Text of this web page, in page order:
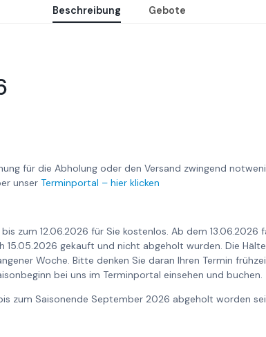
Beschreibung Gebote
für die Abholung oder den Versand zwingend
unser Terminportal – hier klicken
zum 12.06.2026 für Sie kostenlos. Ab dem 13.06.2026
15.05.2026 gekauft und nicht abgeholt wurden. Die
Woche. Bitte denken Sie daran Ihren Termin
bei uns im Terminportal einsehen und buchen.
zum Saisonende September 2026 abgeholt worden